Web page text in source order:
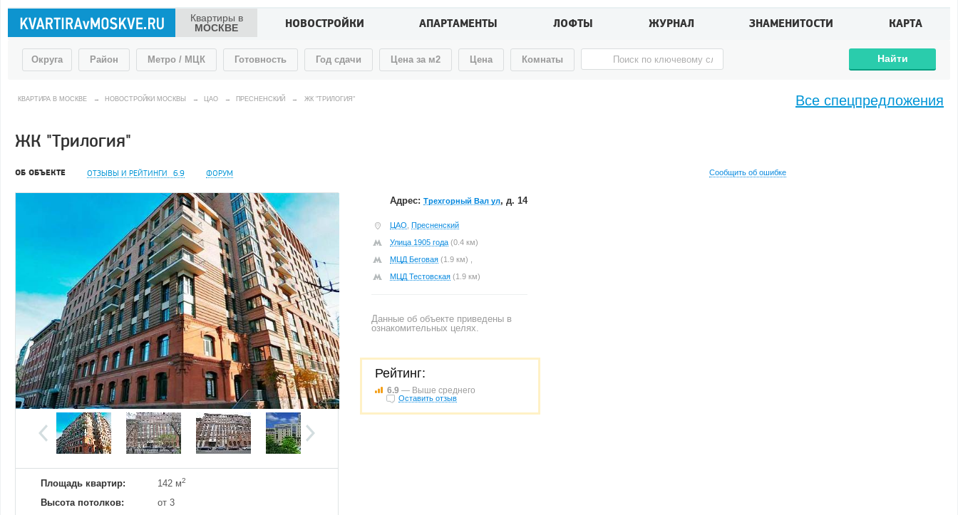
Квартиры в
МОСКВЕ
НОВОСТРОЙКИ АПАРТАМЕНТЫ ЛОФТЫ ЖУРНАЛ ЗНАМЕНИТОСТИ КАРТА
Округа Район Метро / МЦК Готовность Год сдачи Цена за м2 Цена Комнаты Найти
КВАРТИРА В МОСКВЕ → НОВОСТРОЙКИ МОСКВЫ → ЦАО → ПРЕСНЕНСКИЙ → ЖК "ТРИЛОГИЯ"
ЖК "Трилогия"
ОБ ОБЪЕКТЕ ОТЗЫВЫ И РЕЙТИНГИ 6.9 ФОРУМ Сообщить об ошибке
Добавить фотографию 22.06.2022 Просмотров 15660
Площадь квартир: 142 м2
Высота потолков:
от 3
Адрес: Трехгорный Вал ул, д. 14
ЦАО Пресненский
Улица 1905 года (0.4 км)
МЦД Беговая (1.9 км) ,
МЦД Тестовская (1.9 км)
Данные об объекте приведены в
ознакомительных целях.
Рейтинг:
6.9 — Выше среднего
Оставить отзыв
Все спецпредложения